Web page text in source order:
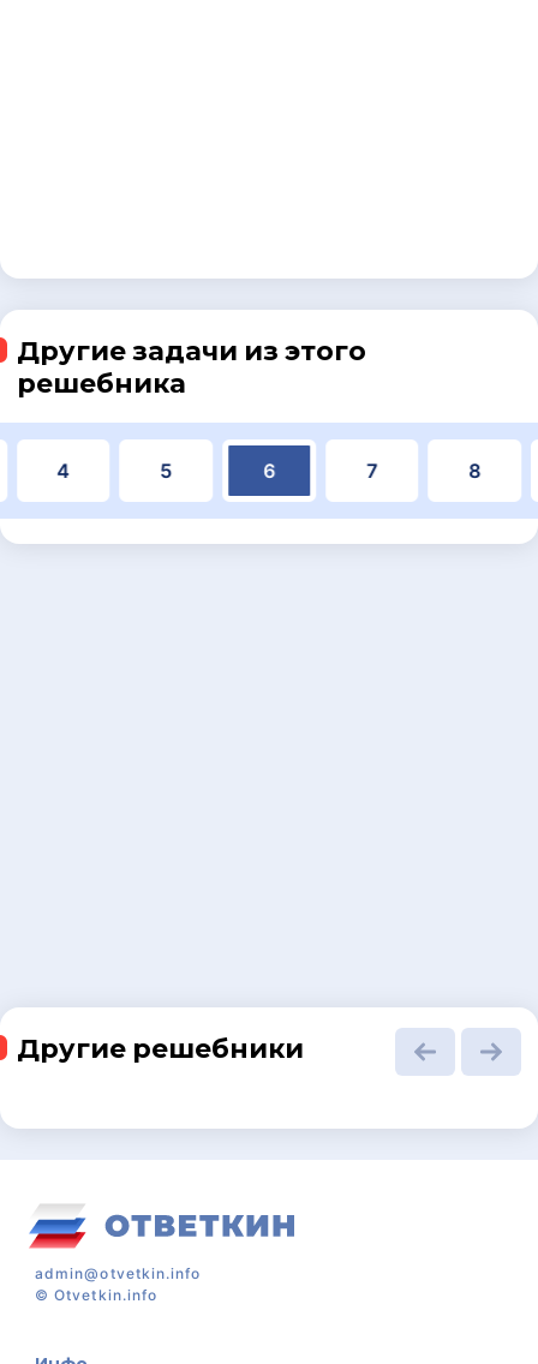
Другие задачи из этого
решебника
4 5 6 7 8
Другие решебники
admin@otvetkin.info
©Otvetkin.info